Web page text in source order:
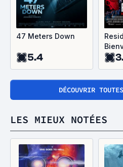
47 Meters Down
5.4
DÉCOUVRIR
LES MIEUX NOTÉES